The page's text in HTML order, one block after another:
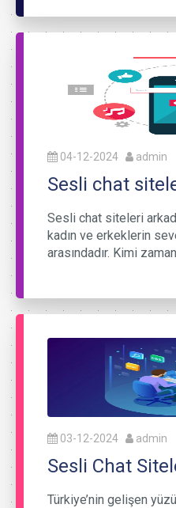
04-12-2024 admin
Sesli chat
Sesli chat siteleri
kadın ve erkeklerin
arasındadır. Kimi
03-12-2024 admin
Sesli Chat
Türkiye’nin gelişen